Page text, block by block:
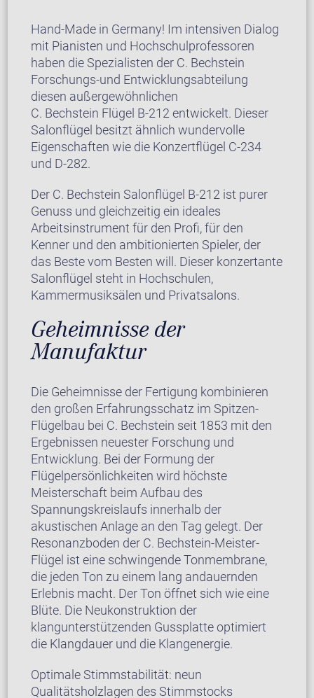
Hand-Made in Germany! Im intensiven Dialog
mit Pianisten und Hochschulprofessoren
haben die Spezialisten der C. Bechstein
Forschungs-und Entwicklungsabteilung
diesen außergewöhnlichen
C. Bechstein Flügel B-212 entwickelt. Dieser
Salonflügel besitzt ähnlich wundervolle
Eigenschaften wie die Konzertflügel C-234
und D-282.
Der C. Bechstein Salonflügel B-212 ist purer
Genuss und gleichzeitig ein ideales
Arbeitsinstrument für den Profi, für den
Kenner und den ambitionierten Spieler, der
das Beste vom Besten will. Dieser konzertante
Salonflügel steht in Hochschulen,
Kammermusiksälen und Privatsalons.
Geheimnisse der
Manufaktur
Die Geheimnisse der Fertigung kombinieren
den großen Erfahrungsschatz im Spitzen-
Flügelbau bei C. Bechstein seit 1853 mit den
Ergebnissen neuester Forschung und
Entwicklung. Bei der Formung der
Flügelpersönlichkeiten wird höchste
Meisterschaft beim Aufbau des
Spannungskreislaufs innerhalb der
akustischen Anlage an den Tag gelegt. Der
Resonanzboden der C. Bechstein-Meister-
Flügel ist eine schwingende Tonmembrane,
die jeden Ton zu einem lang andauernden
Erlebnis macht. Der Ton öffnet sich wie eine
Blüte. Die Neukonstruktion der
klangunterstützenden Gussplatte optimiert
die Klangdauer und die Klangenergie.
Optimale Stimmstabilität: neun
Qualitätsholzlagen des Stimmstocks